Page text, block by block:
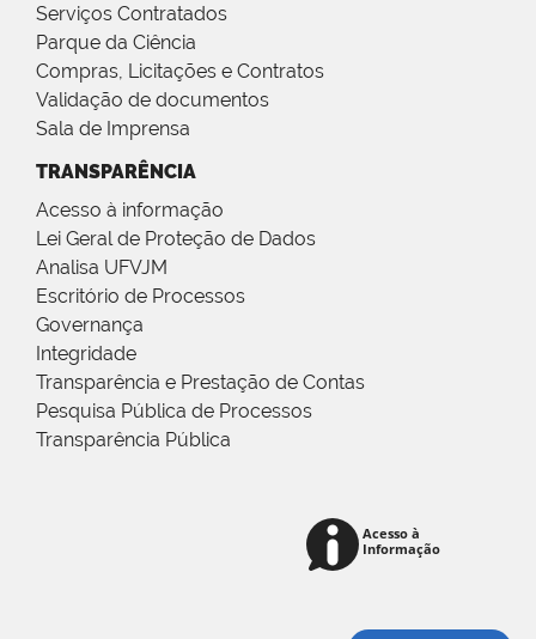
Serviços Contratados
Parque da Ciência
Compras, Licitações e Contratos
Validação de documentos
Sala de Imprensa
TRANSPARÊNCIA
Acesso à informação
Lei Geral de Proteção de Dados
Analisa UFVJM
Escritório de Processos
Governança
Integridade
Transparência e Prestação de Contas
Pesquisa Pública de Processos
Transparência Pública